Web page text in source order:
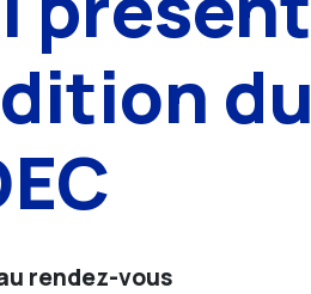
du
rendez-vous